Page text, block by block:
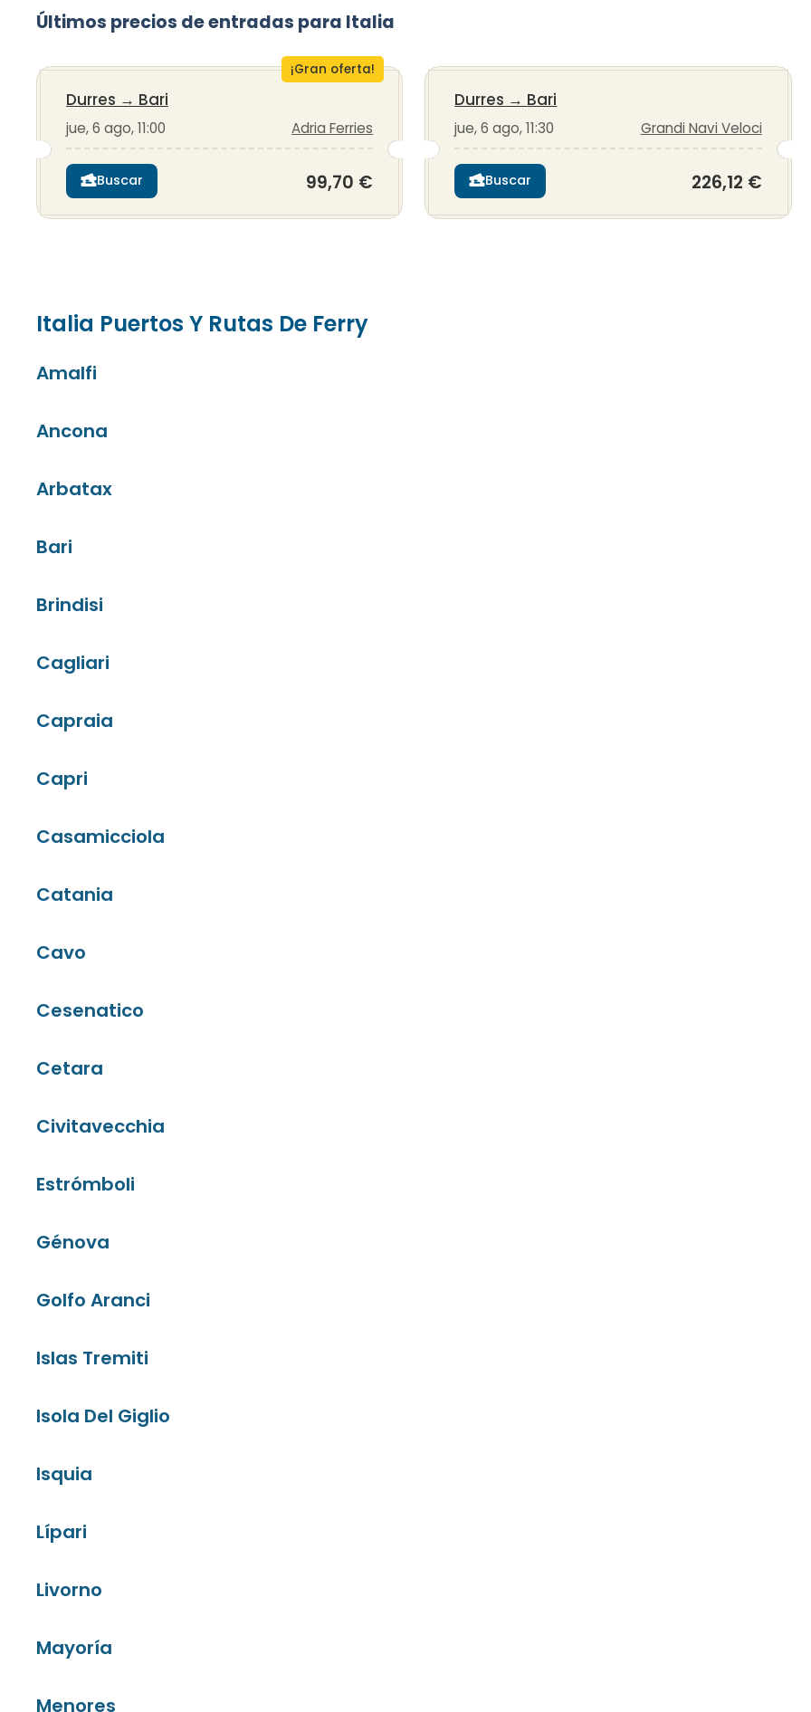
Últimos precios de entradas para Italia
¡Gran oferta!
Durres → Bari
jue, 6 ago, 11:00 Adria Ferries
Buscar 99,70 €
Durres → Bari
jue, 6 ago, 11:30 Grandi Navi Veloci
Buscar 226,12 €
Italia Puertos Y Rutas De Ferry
Amalfi
Ancona
Arbatax
Bari
Brindisi
Cagliari
Capraia
Capri
Casamicciola
Catania
Cavo
Cesenatico
Cetara
Civitavecchia
Estrómboli
Génova
Golfo Aranci
Islas Tremiti
Isola Del Giglio
Isquia
Lípari
Livorno
Mayoría
Menores